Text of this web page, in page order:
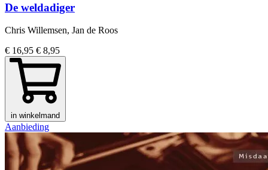
De weldadiger
Chris Willemsen, Jan de Roos
€ 16,95 € 8,95
in winkelmand
Aanbieding